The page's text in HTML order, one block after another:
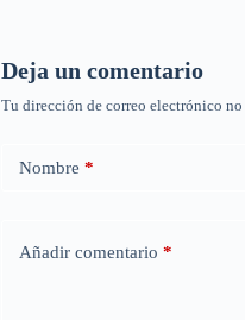
Deja un comentario
Tu dirección de correo electrónico no
Nombre *
Añadir comentario *